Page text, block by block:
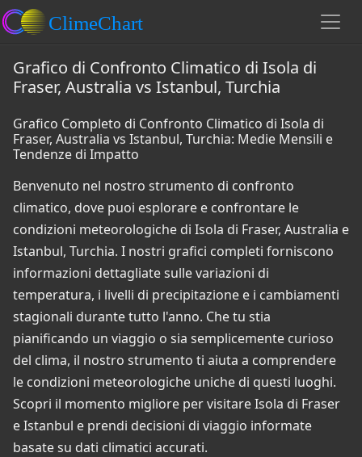
Grafico di Confronto Climatico di Isola di
Fraser, Australia vs Istanbul, Turchia
Grafico Completo di Confronto Climatico di Isola di
Fraser, Australia vs Istanbul, Turchia: Medie Mensili e
Tendenze di Impatto
Benvenuto nel nostro strumento di confronto
climatico, dove puoi esplorare e confrontare le
condizioni meteorologiche di Isola di Fraser, Australia e
Istanbul, Turchia. I nostri grafici completi forniscono
informazioni dettagliate sulle variazioni di
temperatura, i livelli di precipitazione e i cambiamenti
stagionali durante tutto l'anno. Che tu stia
pianificando un viaggio o sia semplicemente curioso
del clima, il nostro strumento ti aiuta a comprendere
le condizioni meteorologiche uniche di questi luoghi.
Scopri il momento migliore per visitare Isola di Fraser
e Istanbul e prendi decisioni di viaggio informate
basate su dati climatici accurati.